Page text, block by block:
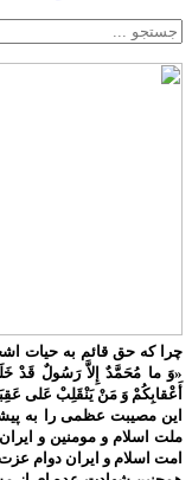
چرا که حق قائم به حیات
«وَ ما مُحَمَّدٌ إِلاَّ رَسُولٌ قَدْ
أَعْقابِكُمْ وَ مَنْ يَنْقَلِبْ عَلى‌
این مصیبت عظمی را به
ملت اسلام و مومنین و
امت اسلام و ایران دوام